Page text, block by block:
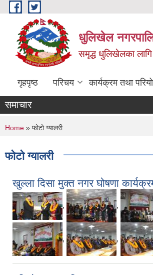
Skip to main content
धुलिखेल
समृद्ध धुलिखेलका लागि
गृहपृष्ठ परिचय कार्यक्रम तथा
समाचार
You are here
Home » फोटो ग्यालरी
फोटो ग्यालरी
खुल्ला दिसा मुक्त नगर घोषणा
, ,
, ,